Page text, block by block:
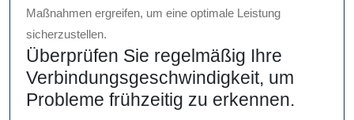
Maßnahmen ergreifen, um eine optimale Leistung
sicherzustellen.
Überprüfen Sie regelmäßig Ihre
Verbindungsgeschwindigkeit, um
Probleme frühzeitig zu erkennen.